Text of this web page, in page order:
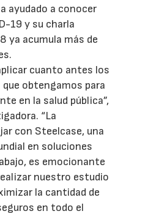
ayudado a conocer
19 y su charla
ya acumula más de
cuanto antes los
obtengamos para
en la salud pública”,
“La
con Steelcase, una
en soluciones
es emocionante
nuestro estudio
la cantidad de
en todo el